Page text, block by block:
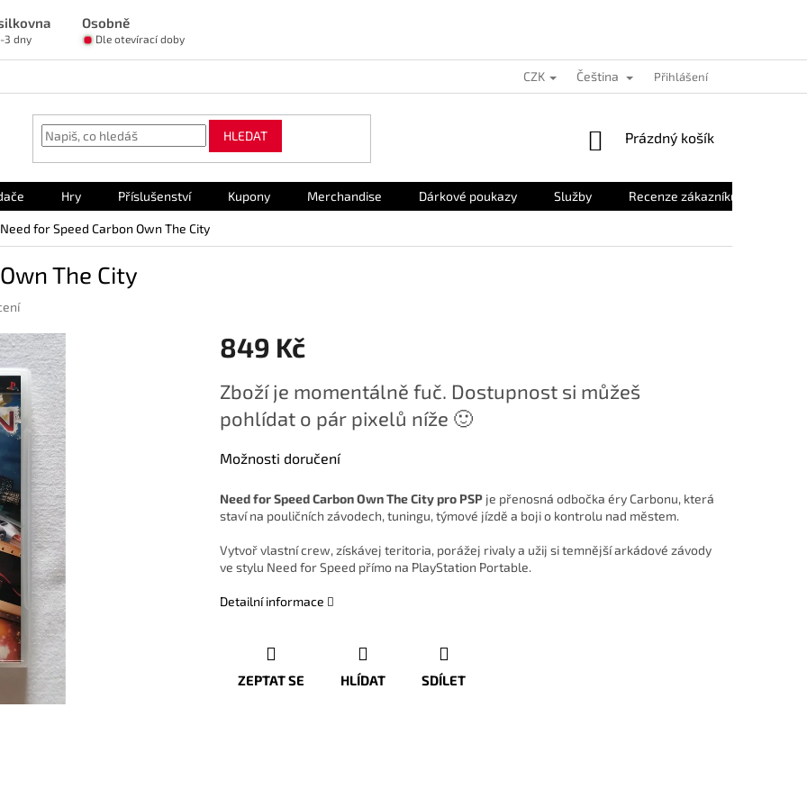
Osobně
3 dny Dle otevírací doby
CZK Čeština Přihlášení
HLEDAT
NÁKUPNÍ
Prázdný košík
Hry Příslušenství Kupony Merchandise Dárkové poukazy Služby Recenze zákazníků
Need for Speed Carbon Own The City
The City
849 Kč
cena:
Zboží je momentálně fuč. Dostupnost si můžeš
pohlídat o pár pixelů níže 🙂
Možnosti doručení
Need for Speed Carbon Own The City pro PSP je přenosná odbočka éry Carbonu, která
staví na pouličních závodech, tuningu, týmové jízdě a boji o kontrolu nad městem.
Vytvoř vlastní crew, získávej teritoria, porážej rivaly a užij si temnější arkádové závody
ve stylu Need for Speed přímo na PlayStation Portable.
Detailní informace
ZEPTAT SE HLÍDAT SDÍLET